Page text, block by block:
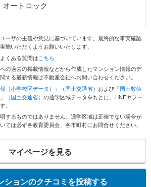
オートロック
ーザの主観や意見に基づいています。最終的な事実確認
施いただくようお願いいたします。
くある質問はこちら
の過去の掲載情報などから作成したマンション情報のデ
する最新情報は不動産会社へお問い合わせください。
（小学校区データ）」（国土交通省） および 「国土数値
（国土交通省） の通学区域データをもとに、LINEヤフー
。
するものではありません。通学区域は正確でない場合が
ては必ず各教育委員会、各市町村にお問合せください。
マイページを見る
ションのクチコミを投稿する